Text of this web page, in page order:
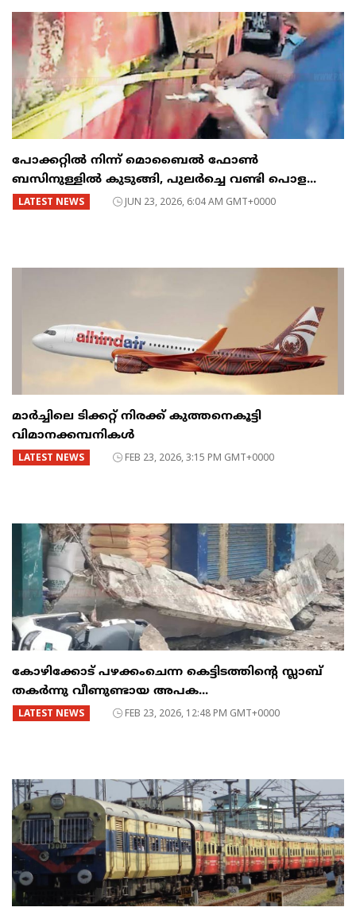
പോക്കറ്റിൽ നിന്ന് മൊബൈൽ ഫോൺ
ബസിനുള്ളിൽ കുടുങ്ങി, പുലർച്ചെ വണ്ടി പൊള...
LATEST NEWS JUN 23, 2026, 6:04 AM GMT+0000
മാർച്ചിലെ ടിക്കറ്റ് നിരക്ക് കുത്തനെകൂട്ടി
വിമാനക്കമ്പനികൾ
LATEST NEWS FEB 23, 2026, 3:15 PM GMT+0000
കോഴിക്കോട് പഴക്കംചെന്ന കെട്ടിടത്തിന്റെ സ്ലാബ്
തകർന്നു വീണുണ്ടായ അപക...
LATEST NEWS FEB 23, 2026, 12:48 PM GMT+0000